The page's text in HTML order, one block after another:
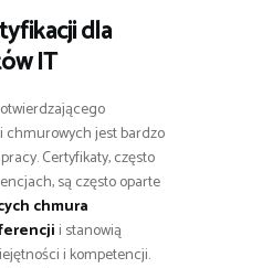
dla
IT
jest bardzo
Certyfikaty, często
są często oparte
chmura
i stanowią
i kompetencji.